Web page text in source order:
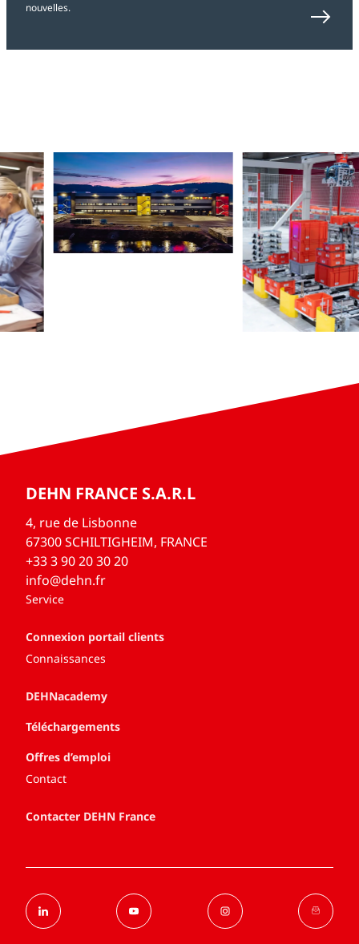
nouvelles.
DEHN FRANCE S.A.R.L
4, rue de Lisbonne
67300 SCHILTIGHEIM, FRANCE
+33 3 90 20 30 20
info@dehn.fr
Service
Connexion portail clients
Connaissances
DEHNacademy
Téléchargements
Offres d’emploi
Contact
Contacter DEHN France